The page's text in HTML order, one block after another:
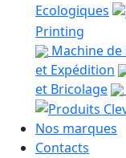
Ecologiques
Printing
Machine
et Expédition
et Bricolage
Nos marques
Contacts